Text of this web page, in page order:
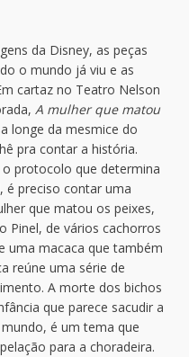
da Disney, as peças
o mundo já viu e as
cartaz no Teatro Nelson
A mulher que matou
longe da mesmice do
pra contar a história.
protocolo que determina
é preciso contar uma
que matou os peixes,
Pinel, de vários cachorros
uma macaca que também
reúne uma série de
A morte dos bichos
que parece sacudir a
é um tema que
para a choradeira.